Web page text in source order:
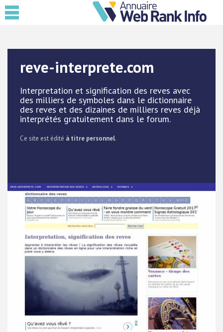
reve-interprete.com
Interpretation et signification des reves avec
des milliers de symboles dans le dictionnaire
des reves et des dizaines de milliers reves déjà
interprétés gratuitement dans le forum.
Ce site est édité à titre personnel.